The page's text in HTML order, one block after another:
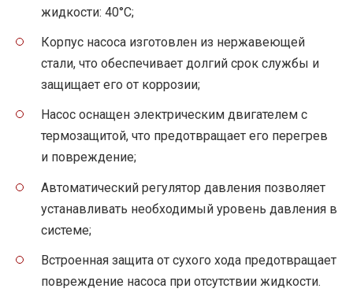
жидкости: 40°C;
Корпус насоса изготовлен из нержавеющей
стали, что обеспечивает долгий срок службы и
защищает его от коррозии;
Насос оснащен электрическим двигателем с
термозащитой, что предотвращает его перегрев
и повреждение;
Автоматический регулятор давления позволяет
устанавливать необходимый уровень давления в
системе;
Встроенная защита от сухого хода предотвращает
повреждение насоса при отсутствии жидкости.